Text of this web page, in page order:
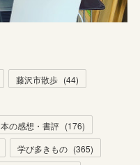
藤沢市散歩 (44)
本の感想・書評 (176)
学び多きもの (365)